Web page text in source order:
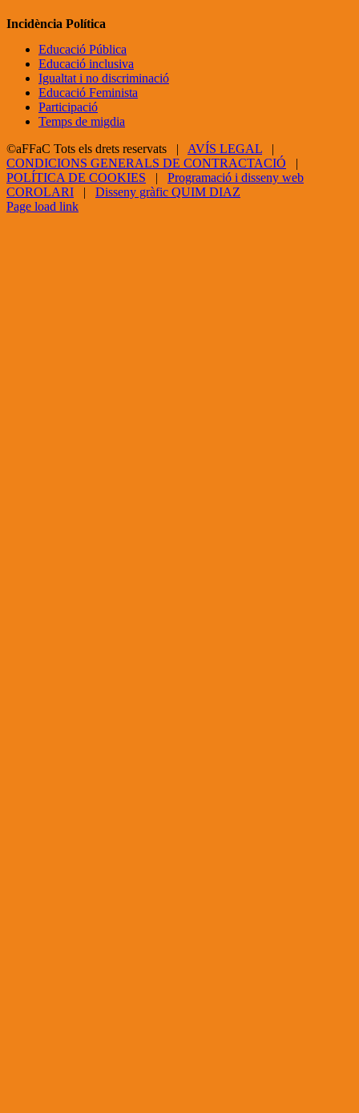
Incidència Política
Educació Pública
Educació inclusiva
Igualtat i no discriminació
Educació Feminista
Participació
Temps de migdia
©aFFaC Tots els drets reservats | AVÍS LEGAL |
CONDICIONS GENERALS DE CONTRACTACIÓ |
POLÍTICA DE COOKIES | Programació i disseny web
COROLARI | Disseny gràfic QUIM DIAZ
Facebook
X
YouTube
Page load link